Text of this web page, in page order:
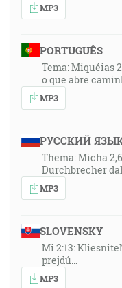
MP3
PORTUGUÊS
Tema: Miquéias
o que abre
MP3
РУССКИЙ
Thema: Micha
Durchbrecher
MP3
SLOVENSKY
Mi 2:13:
prejdú…
MP3